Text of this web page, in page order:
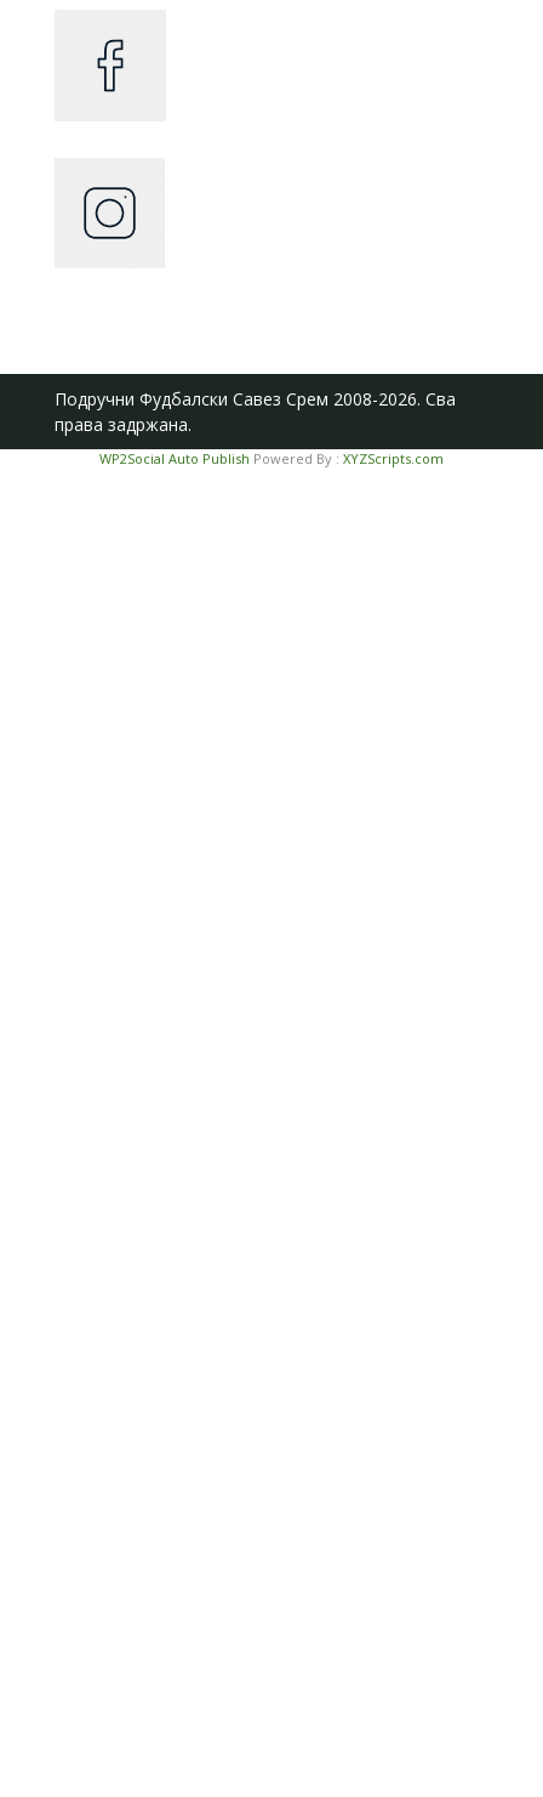
Подручни Фудбалски Савез Срем 2008-2026. Сва
права задржана.
WP2Social Auto Publish Powered By : XYZScripts.com